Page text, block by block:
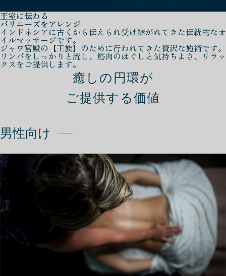
王室に伝わる
バリニーズをアレンジ
インドネシアに古くから伝えられ受け継がれてきた伝統的なオ
イルマッサージです。
ジャワ宮殿の【王族】のために行われてきた贅沢な施術です。
リンパをしっかりと流し、筋肉のほぐしと気持ちよさ、リラッ
クスをご提供します。
癒しの円環が
ご提供する価値
男性向け